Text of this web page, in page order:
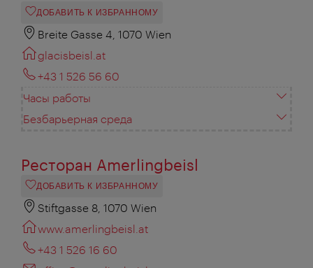
ДОБАВИТЬ К ИЗБРАННОМУ
Breite Gasse 4, 1070 Wien
glacisbeisl.at
+43 1 526 56 60
Часы работы
Безбарьерная среда
Ресторан Amerlingbeisl
ДОБАВИТЬ К ИЗБРАННОМУ
Stiftgasse 8, 1070 Wien
www.amerlingbeisl.at
+43 1 526 16 60